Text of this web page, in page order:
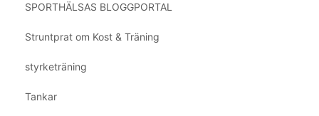
SPORTHÄLSAS BLOGGPORTAL
Struntprat om Kost & Träning
styrketräning
Tankar